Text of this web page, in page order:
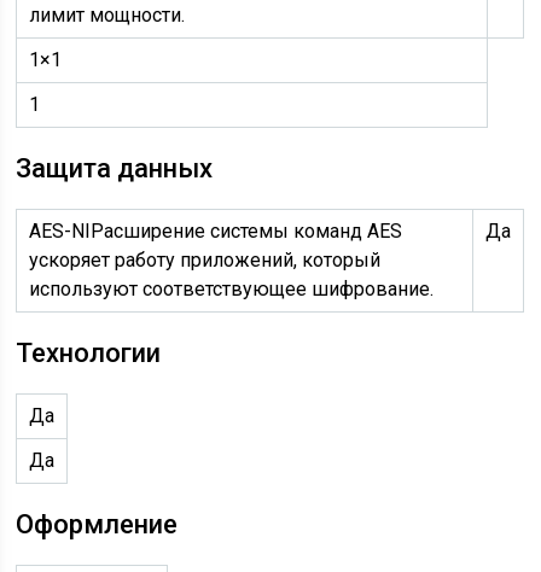
лимит мощности.
1×1
1
Защита данных
AES-NIРасширение системы команд AES
ускоряет работу приложений, который
используют соответствующее шифрование.
Да
Технологии
Да
Да
Оформление